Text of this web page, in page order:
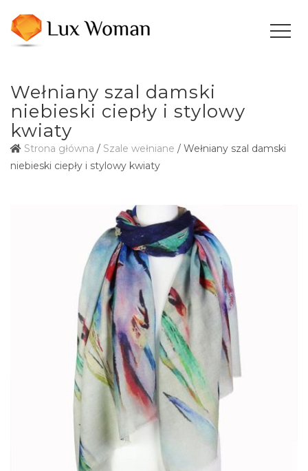
Wełniany szal damski
niebieski ciepły i stylowy
kwiaty
Strona główna / Szale wełniane / Wełniany szal damski
niebieski ciepły i stylowy kwiaty